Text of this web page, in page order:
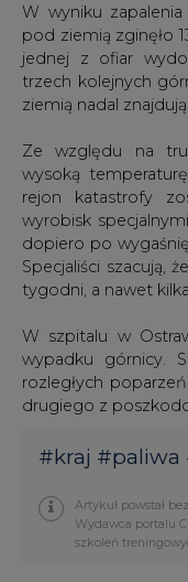
W wyniku
pod ziemią zginęło
jednej z ofiar
trzech kolejnych
ziemią nadal
Ze względu na
wysoką
rejon katastrofy
wyrobisk
dopiero po
Specjaliści szacują,
tygodni, a nawet
W szpitalu w
wypadku górnicy.
rozległych
drugiego z
#kraj #paliwa
Artykuł powstał
Wydawca portalu
szkoleń